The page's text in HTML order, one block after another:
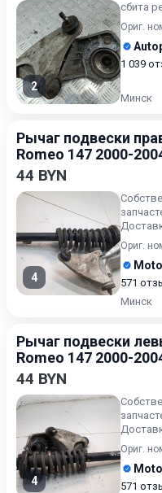
2
сбита
Ориг.
1 039
Минск
Рычаг подвески
Romeo 147 2000-
44 BYN
4
Ориг.
571
Минск
Рычаг подвески
Romeo 147 2000-
44 BYN
4
Ориг.
571